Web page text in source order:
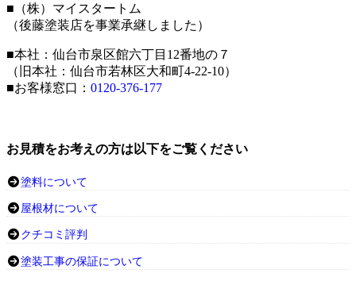
■（株）マイスタートム
（後藤塗装店を事業承継しました）
■本社：仙台市泉区館六丁目12番地の７
（旧本社：仙台市若林区大和町4-22-10）
■お客様窓口： 0120-376-177
お見積をお考えの方は以下をご覧ください
塗料について
屋根材について
クチコミ評判
塗装工事の保証について